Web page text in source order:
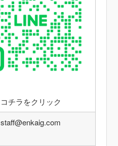
コチラをクリック
staff@enkaig.com